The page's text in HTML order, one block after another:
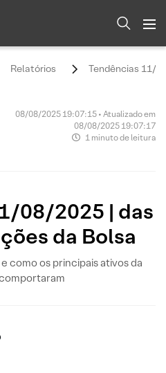
Relatórios Tendências 11/
08/08/2025 19:07:15 • Atualizado em
08/08/2025 19:07:17
1 minuto de leitura
08/2025 | das
da Bolsa
como os principais ativos da